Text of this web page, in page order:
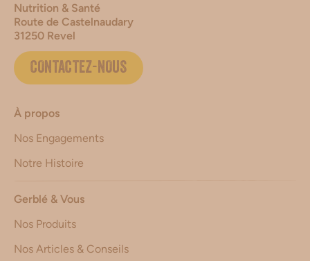
Nutrition & Santé
Route de Castelnaudary
31250 Revel
CONTACTEZ-NOUS
À propos
Nos Engagements
Notre Histoire
Gerblé & Vous
Nos Produits
Nos Articles & Conseils